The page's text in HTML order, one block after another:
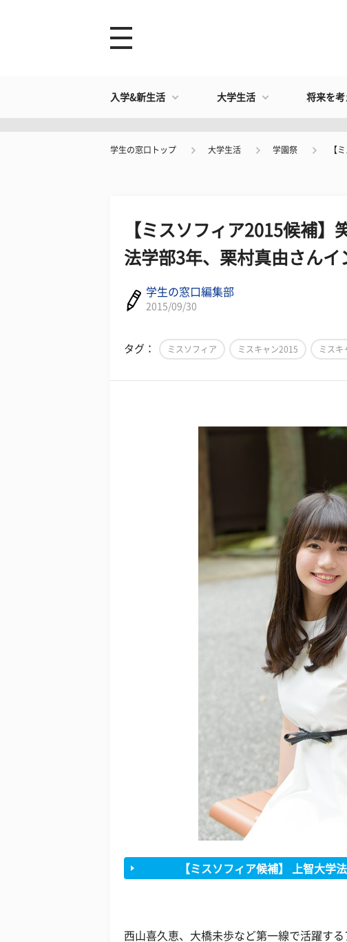
入学&新生活 大学生活 将来を考
学生の窓口トップ 大学生活 学園祭 【
【ミスソフィア2015候補】
法学部3年、栗村真由さんイ
学生の窓口編集部
2015/09/30
タグ： ミスソフィア ミスキャン2015 ミスキ
【ミスソフィア候補】 上智大学
西山喜久恵、大橋未歩など第一線で活躍す